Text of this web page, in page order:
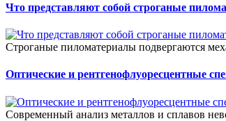
Что представляют собой строганые
Строганые пиломатериалы подвергаются
Оптические и рентгенофлуоресцентные
Современный анализ металлов и сплавов